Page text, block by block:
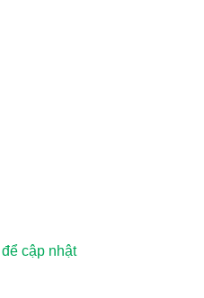
cập nhật